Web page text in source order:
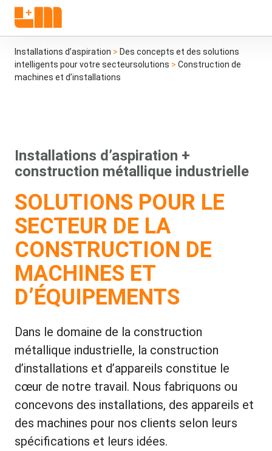
Installations d’aspiration > Des concepts et des solutions
intelligents pour votre secteursolutions > Construction de
machines et d’installations
Installations d’aspiration +
construction métallique industrielle
SOLUTIONS POUR LE
SECTEUR DE LA
CONSTRUCTION DE
MACHINES ET
D’ÉQUIPEMENTS
Dans le domaine de la construction
métallique industrielle, la construction
d’installations et d’appareils constitue le
cœur de notre travail. Nous fabriquons ou
concevons des installations, des appareils et
des machines pour nos clients selon leurs
spécifications et leurs idées.